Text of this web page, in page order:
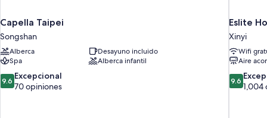
Capella Taipei
Songshan
Alberca
Desayuno incluido
Spa
Alberca infantil
9.6
de
9.6 Excepcional
70 opiniones
Eslite
Xinyi
Wifi
Aire
9.6
de
9.6
1,004